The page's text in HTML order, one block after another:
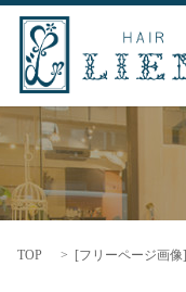
TOP [フリーページ画像]